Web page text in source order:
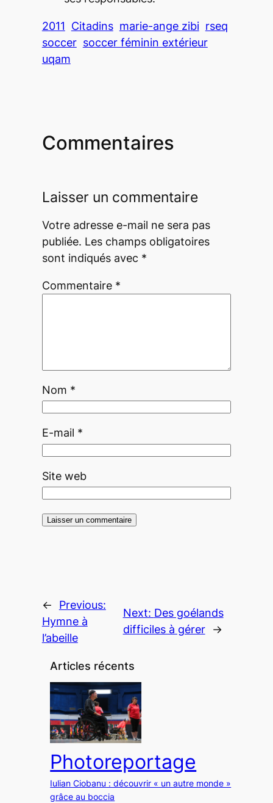
2011 Citadins marie-ange zibi rseq
soccer soccer féminin extérieur
uqam
Commentaires
Laisser un commentaire
Votre adresse e-mail ne sera pas
publiée. Les champs obligatoires
sont indiqués avec *
Commentaire *
Nom *
E-mail *
Site web
←
Previous:
Hymne à
l’abeille
Next: Des goélands
difficiles à gérer
→
Articles récents
Photoreportage
Iulian Ciobanu : découvrir « un autre monde »
grâce au boccia